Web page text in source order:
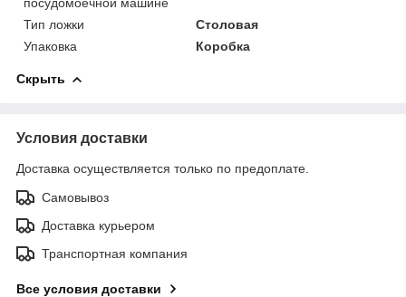
Тип ложки
Столовая
Упаковка
Коробка
Скрыть
Условия доставки
Доставка осуществляется только по предоплате.
Самовывоз
Доставка курьером
Транспортная компания
Все условия доставки